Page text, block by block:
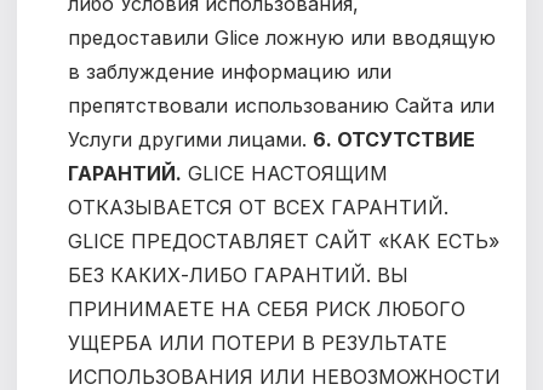
предоставили Glice ложную или вводящую
в заблуждение информацию или
препятствовали использованию Сайта или
Услуги другими лицами. 6. ОТСУТСТВИЕ
ГАРАНТИЙ. GLICE НАСТОЯЩИМ
ОТКАЗЫВАЕТСЯ ОТ ВСЕХ ГАРАНТИЙ.
GLICE ПРЕДОСТАВЛЯЕТ САЙТ «КАК ЕСТЬ»
БЕЗ КАКИХ-ЛИБО ГАРАНТИЙ. ВЫ
ПРИНИМАЕТЕ НА СЕБЯ РИСК ЛЮБОГО
УЩЕРБА ИЛИ ПОТЕРИ В РЕЗУЛЬТАТЕ
ИСПОЛЬЗОВАНИЯ ИЛИ НЕВОЗМОЖНОСТИ